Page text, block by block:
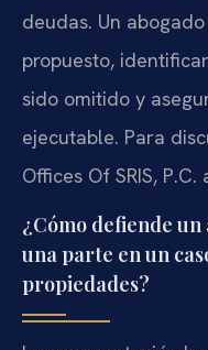
deudas. Un
propuesto,
sido omitido y
ejecutable. Para
Offices Of SRIS,
¿Cómo defiende
una parte en un
propiedades?